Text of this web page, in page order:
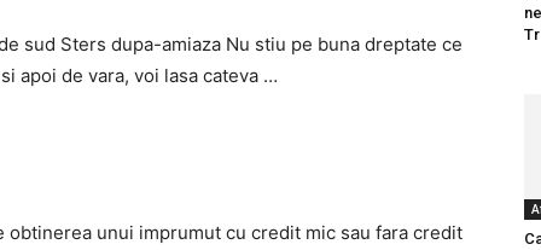
sud Sters dupa-amiaza Nu stiu pe buna dreptate ce
apoi de vara, voi lasa cateva …
unui imprumut cu credit mic sau fara credit